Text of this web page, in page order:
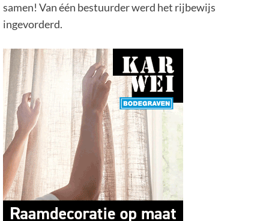
samen! Van één bestuurder werd het rijbewijs
ingevorderd.